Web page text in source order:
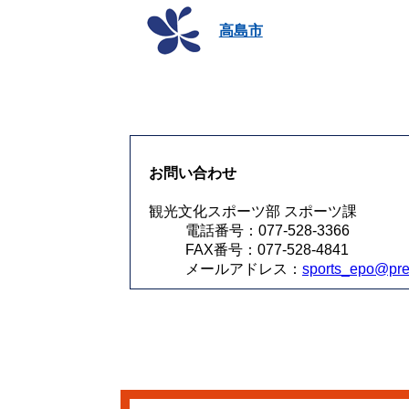
高島市
お問い合わせ
観光文化スポーツ部 スポーツ課
電話番号：077-528-3366
FAX番号：077-528-4841
メールアドレス：